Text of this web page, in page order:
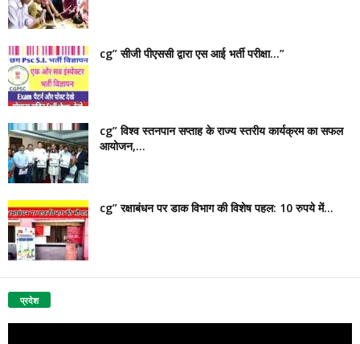
cg” सीजी पीएससी द्वारा एस आई भर्ती परीक्षा…”
cg” विश्व स्तनपान सप्ताह के राज्य स्तरीय कार्यक्रम का सफल
आयोजन,...
cg” रक्षाबंधन पर डाक विभाग की विशेष पहल: 10 रुपये में...
प्रदेश